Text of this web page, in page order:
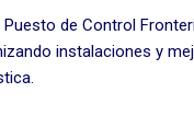
Puesto de Control
instalaciones y